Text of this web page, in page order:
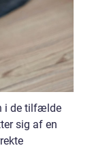
i de tilfælde
sig af en